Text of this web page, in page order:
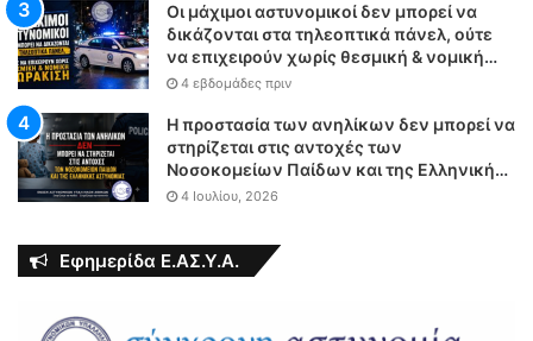
Οι μάχιμοι αστυνομικοί δεν μπορεί να
δικάζονται στα τηλεοπτικά πάνελ, ούτε
να επιχειρούν χωρίς θεσμική & νομική
θωράκιση
4 εβδομάδες πριν
Η προστασία των ανηλίκων δεν μπορεί να
στηρίζεται στις αντοχές των
Νοσοκομείων Παίδων και της Ελληνικής
Αστυνομίας
4 Ιουλίου, 2026
Εφημερίδα Ε.ΑΣ.Υ.Α.